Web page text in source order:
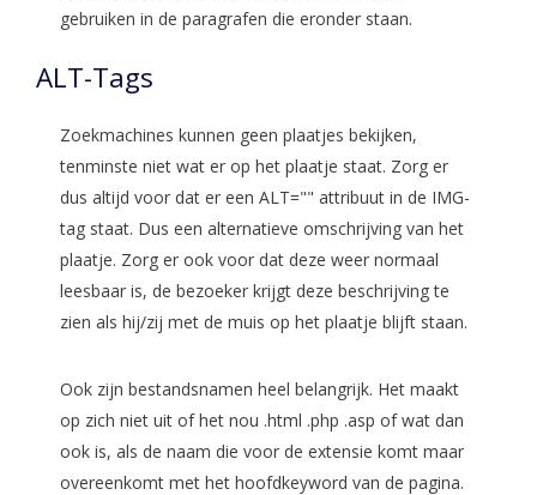
gebruiken in de paragrafen die eronder staan.
ALT-Tags
Zoekmachines kunnen geen plaatjes bekijken,
tenminste niet wat er op het plaatje staat. Zorg er
dus altijd voor dat er een ALT="" attribuut in de IMG-
tag staat. Dus een alternatieve omschrijving van het
plaatje. Zorg er ook voor dat deze weer normaal
leesbaar is, de bezoeker krijgt deze beschrijving te
zien als hij/zij met de muis op het plaatje blijft staan.
Ook zijn bestandsnamen heel belangrijk. Het maakt
op zich niet uit of het nou .html .php .asp of wat dan
ook is, als de naam die voor de extensie komt maar
overeenkomt met het hoofdkeyword van de pagina.